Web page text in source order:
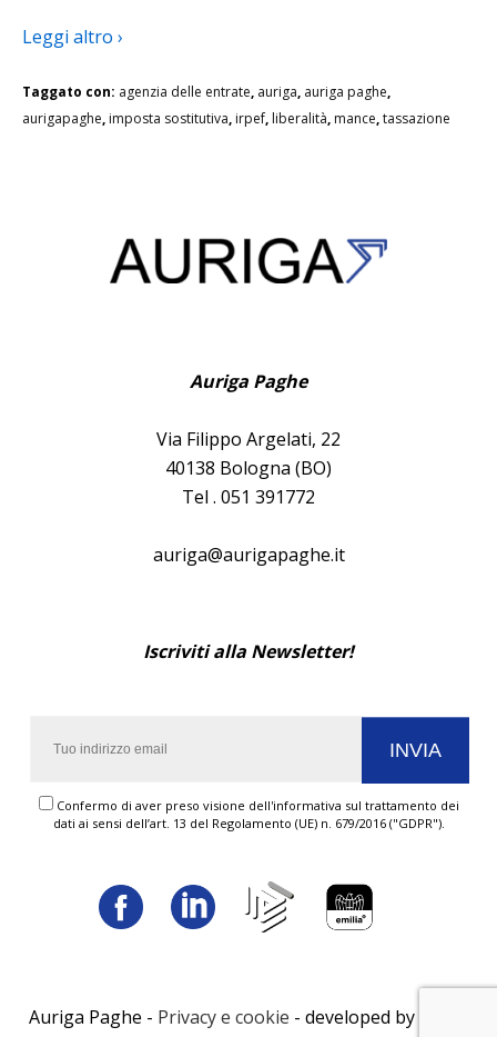
Leggi altro ›
Taggato con: agenzia delle entrate, auriga, auriga paghe,
aurigapaghe, imposta sostitutiva, irpef, liberalità, mance,tassazione
Auriga Paghe
Via Filippo Argelati, 22
40138 Bologna (BO)
Tel . 051 391772
auriga@aurigapaghe.it
Iscriviti alla Newsletter!
Confermo di aver preso visione dell'informativa sul trattamento dei
dati ai sensi dell’art. 13 del Regolamento (UE) n. 679/2016 ("GDPR").
Auriga Paghe - Privacy e cookie - developed by